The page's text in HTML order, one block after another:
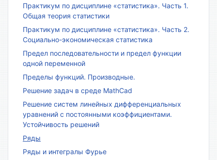
Практикум по дисциплине «статистика». Часть 1.
Общая теория статистики
Практикум по дисциплине «статистика». Часть 2.
Социально-экономическая статистика
Предел последовательности и предел функции
одной переменной
Пределы функций. Производные.
Решение задач в среде MathCad
Решение систем линейных дифференциальных
уравнений с постоянными коэффициентами.
Устойчивость решений
Ряды
Ряды и интегралы Фурье